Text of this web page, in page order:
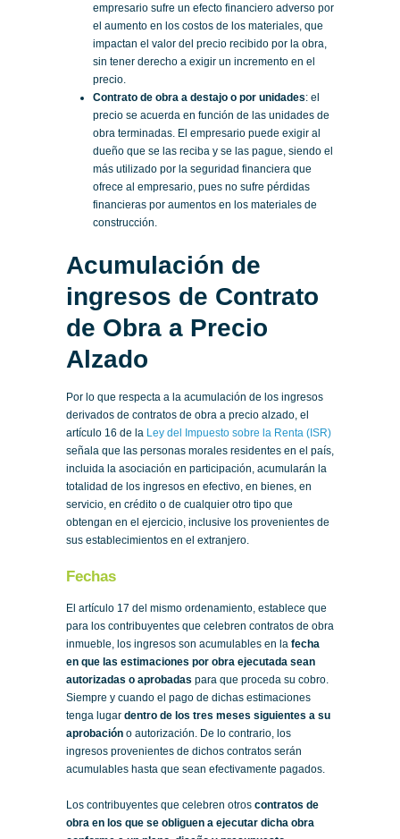
empresario sufre un efecto financiero adverso por
el aumento en los costos de los materiales, que
impactan el valor del precio recibido por la obra,
sin tener derecho a exigir un incremento en el
precio.
Contrato de obra a destajo o por unidades: el
precio se acuerda en función de las unidades de
obra terminadas. El empresario puede exigir al
dueño que se las reciba y se las pague, siendo el
más utilizado por la seguridad financiera que
ofrece al empresario, pues no sufre pérdidas
financieras por aumentos en los materiales de
construcción.
Acumulación de
ingresos de Contrato
de Obra a Precio
Alzado
Por lo que respecta a la acumulación de los ingresos
derivados de contratos de obra a precio alzado, el
artículo 16 de la Ley del Impuesto sobre la Renta (ISR)
señala que las personas morales residentes en el país,
incluida la asociación en participación, acumularán la
totalidad de los ingresos en efectivo, en bienes, en
servicio, en crédito o de cualquier otro tipo que
obtengan en el ejercicio, inclusive los provenientes de
sus establecimientos en el extranjero.
Fechas
El artículo 17 del mismo ordenamiento, establece que
para los contribuyentes que celebren contratos de obra
inmueble, los ingresos son acumulables en la fecha
en que las estimaciones por obra ejecutada sean
autorizadas o aprobadas para que proceda su cobro.
Siempre y cuando el pago de dichas estimaciones
tenga lugar dentro de los tres meses siguientes a su
aprobación o autorización. De lo contrario, los
ingresos provenientes de dichos contratos serán
acumulables hasta que sean efectivamente pagados.
Los contribuyentes que celebren otros contratos de
obra en los que se obliguen a ejecutar dicha obra